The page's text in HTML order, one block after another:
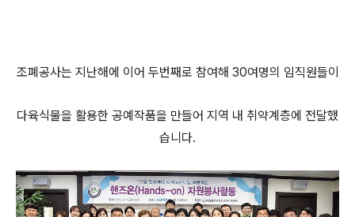
조폐공사는 지난해에 이어 두번째로 참여해 30여명의 임직원들이
다육식물을 활용한 공예작품을 만들어 지역 내 취약계층에 전달했
습니다.